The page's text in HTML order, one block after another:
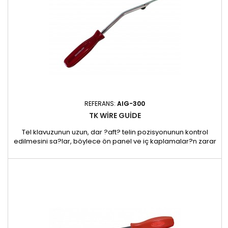
REFERANS: AIG-300
TK WIRE GUIDE
Tel klavuzunun uzun, dar ?aft? telin pozisyonunun kontrol
edilmesini sa?lar, böylece ön panel ve iç kaplamalar?n zarar
bölümü olan araçlarda önerilir. Tabii ki tel k?lavuzu d??ar?